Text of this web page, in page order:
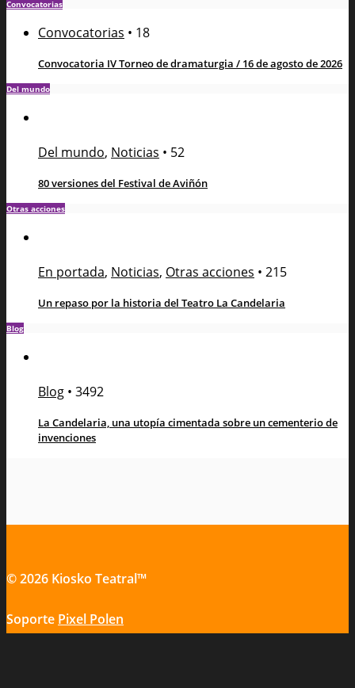
Convocatorias
Convocatorias • 18
Convocatoria IV Torneo de dramaturgia / 16 de agosto de 2026
Del mundo
Del mundo, Noticias • 52
80 versiones del Festival de Aviñón
Otras acciones
En portada, Noticias, Otras acciones • 215
Un repaso por la historia del Teatro La Candelaria
Blog
Blog • 3492
La Candelaria, una utopía cimentada sobre un cementerio de
invenciones
© 2026 Kiosko Teatral™
Soporte Pixel Polen